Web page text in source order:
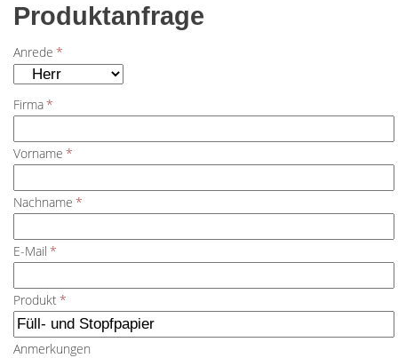
Produktanfrage
Anrede *
Firma*
Vorname *
Nachname *
E-Mail *
Produkt*
Anmerkungen